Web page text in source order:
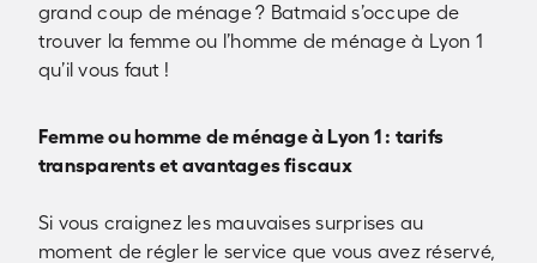
grand coup de ménage ? Batmaid s’occupe de
trouver la femme ou l’homme de ménage à Lyon 1
qu’il vous faut !
Femme ou homme de ménage à Lyon 1 : tarifs
transparents et avantages fiscaux
Si vous craignez les mauvaises surprises au
moment de régler le service que vous avez réservé,